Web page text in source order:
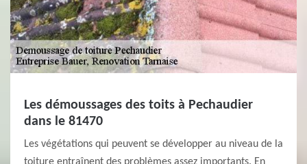
Les démoussages des toits à Pechaudier
dans le 81470
Les végétations qui peuvent se développer au niveau de la